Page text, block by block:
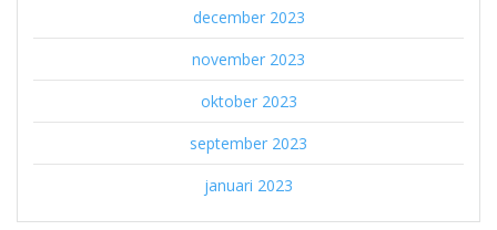
december 2023
november 2023
oktober 2023
september 2023
januari 2023